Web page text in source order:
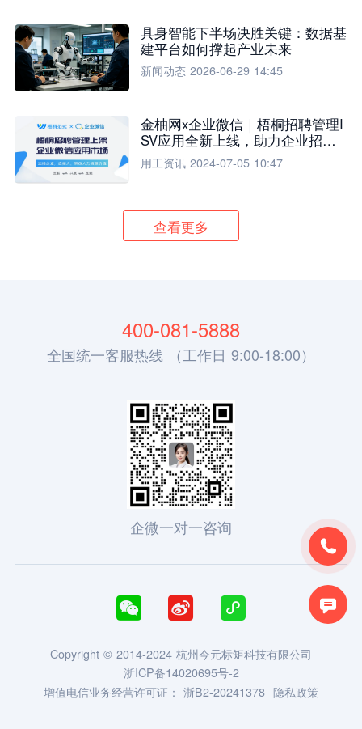
具身智能下半场决胜关键：数据基
建平台如何撑起产业未来
新闻动态 2026-06-29 14:45
金柚网x企业微信｜梧桐招聘管理I
SV应用全新上线，助力企业招聘
流程全面升级
用工资讯 2024-07-05 10:47
查看更多


400-081-5888
全国统一客服热线 （工作日 9:00-18:00）
企微一对一咨询
  
Copyright © 2014-2024 杭州今元标矩科技有限公司
浙ICP备14020695号-2
增值电信业务经营许可证： 浙B2-20241378 隐私政策